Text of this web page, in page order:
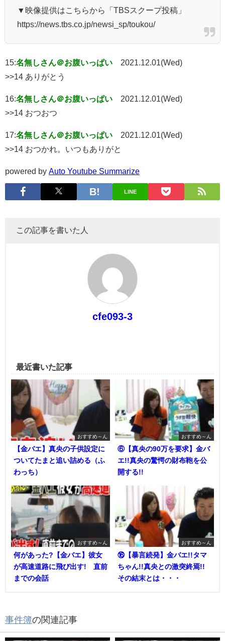
▼映像提供はこちらから「TBSスクープ投稿」
https://news.tbs.co.jp/newsi_sp/toukou/
15:名無しさん＠お腹いっぱい
2021.12.01(Wed)
>>14 ありがとう
16:名無しさん＠お腹いっぱい
2021.12.01(Wed)
>>14 おつおつ
17:名無しさん＠お腹いっぱい
2021.12.01(Wed)
>>14 おつかれ。いつもありがと
powered by Auto Youtube Summarize
LINE
この記事を書いた人
cfe093-3
最近書いた記事
おすすめ～ん
【金バエ】真央の子供設定に
ついてたまと追い詰める（ふ
わっち）
おすすめ～ん
⑥【真央の90万を要求】金バ
エ!!真央の驚愕の財布鞄を公
開する!!
おすすめ～ん
何があった?【金バエ】彼女
が高速道路に飛び出す! 直前
までの会話
おすすめ～ん
⑯【暴言続発】金バエ!!タマ
ちゃん!!真央との激突終焉!!
その結末とは・・・
事件簿の関連記事